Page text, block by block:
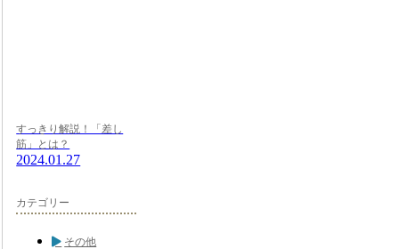
すっきり解説！「差し
筋」とは？
2024.01.27
カテゴリー
その他